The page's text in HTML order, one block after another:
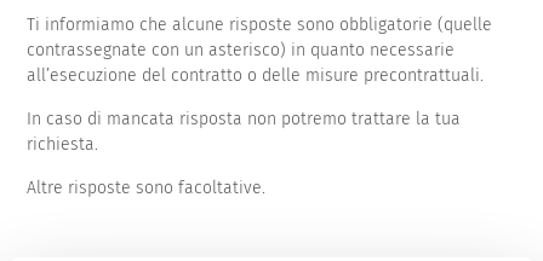
Ti informiamo che alcune risposte sono obbligatorie (quelle
contrassegnate con un asterisco) in quanto necessarie
all’esecuzione del contratto o delle misure precontrattuali.
In caso di mancata risposta non potremo trattare la tua
richiesta.
Altre risposte sono facoltative.